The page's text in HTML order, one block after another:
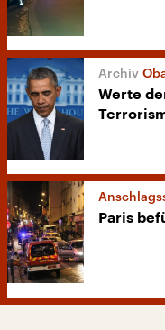
Werte
Paris